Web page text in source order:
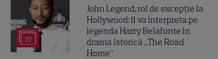
10
John Legend, rol de excepție la
Hollywood: îl va interpreta pe
legenda Harry Belafonte în
drama istorică „The Road
Home”